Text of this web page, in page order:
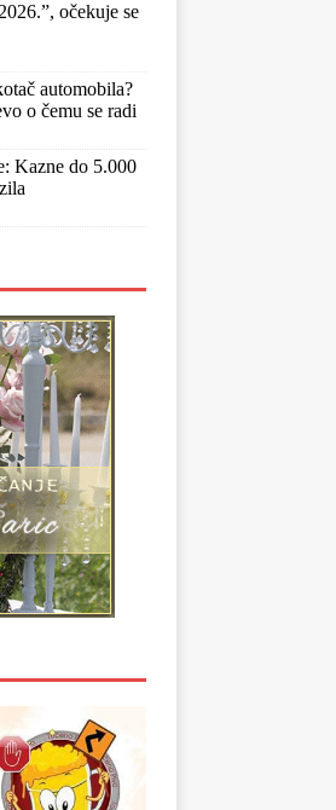
očekuje se
automobila?
o čemu se radi
Kazne do 5.000